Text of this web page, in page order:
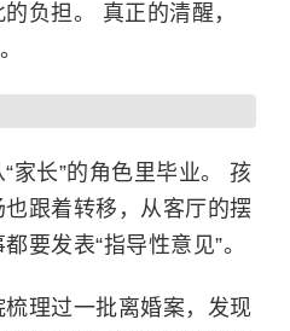
负担。 真正的清醒，
家长”的角色里毕业。 孩
跟着转移，从客厅的摆
要发表“指导性意见”。
理过一批离婚案，发现